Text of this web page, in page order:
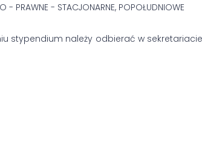
- PRAWNE - STACJONARNE, POPOŁUDNIOWE
stypendium należy odbierać w